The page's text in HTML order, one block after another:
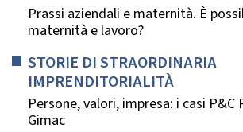
Prassi aziendali e maternità. È
maternità e lavoro?
STORIE DI STRAORDINARIA
IMPRENDITORIALITÀ
Persone, valori, impresa: i casi P&C
Gimac